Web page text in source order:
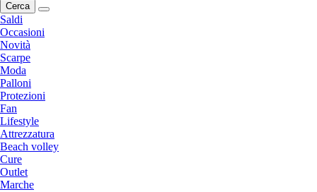
Cerca
Saldi
Occasioni
Novità
Scarpe
Moda
Palloni
Protezioni
Fan
Lifestyle
Attrezzatura
Beach volley
Cure
Outlet
Marche